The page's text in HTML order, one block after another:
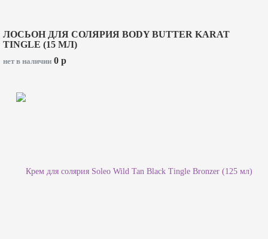
ЛОСЬОН ДЛЯ СОЛЯРИЯ BODY BUTTER KARAT
TINGLE (15 МЛ)
нет в наличии 0 p